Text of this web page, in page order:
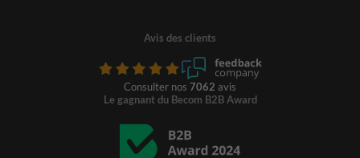
Avis des clients
Consulter nos 7062 avis
Le gagnant du Becom B2B Award